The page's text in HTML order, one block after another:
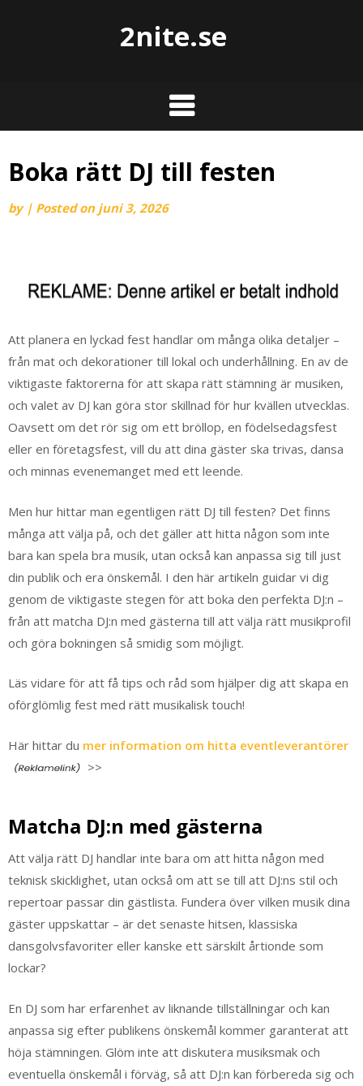
2nite.se
Boka rätt DJ till festen
by | Posted on juni 3, 2026
Att planera en lyckad fest handlar om många olika detaljer –
från mat och dekorationer till lokal och underhållning. En av de
viktigaste faktorerna för att skapa rätt stämning är musiken,
och valet av DJ kan göra stor skillnad för hur kvällen utvecklas.
Oavsett om det rör sig om ett bröllop, en födelsedagsfest
eller en företagsfest, vill du att dina gäster ska trivas, dansa
och minnas evenemanget med ett leende.
Men hur hittar man egentligen rätt DJ till festen? Det finns
många att välja på, och det gäller att hitta någon som inte
bara kan spela bra musik, utan också kan anpassa sig till just
din publik och era önskemål. I den här artikeln guidar vi dig
genom de viktigaste stegen för att boka den perfekta DJ:n –
från att matcha DJ:n med gästerna till att välja rätt musikprofil
och göra bokningen så smidig som möjligt.
Läs vidare för att få tips och råd som hjälper dig att skapa en
oförglömlig fest med rätt musikalisk touch!
Här hittar du mer information om hitta eventleverantörer
>>
Matcha DJ:n med gästerna
Att välja rätt DJ handlar inte bara om att hitta någon med
teknisk skicklighet, utan också om att se till att DJ:ns stil och
repertoar passar din gästlista. Fundera över vilken musik dina
gäster uppskattar – är det senaste hitsen, klassiska
dansgolvsfavoriter eller kanske ett särskilt årtionde som
lockar?
En DJ som har erfarenhet av liknande tillställningar och kan
anpassa sig efter publikens önskemål kommer garanterat att
höja stämningen. Glöm inte att diskutera musiksmak och
eventuella önskemål i förväg, så att DJ:n kan förbereda sig och